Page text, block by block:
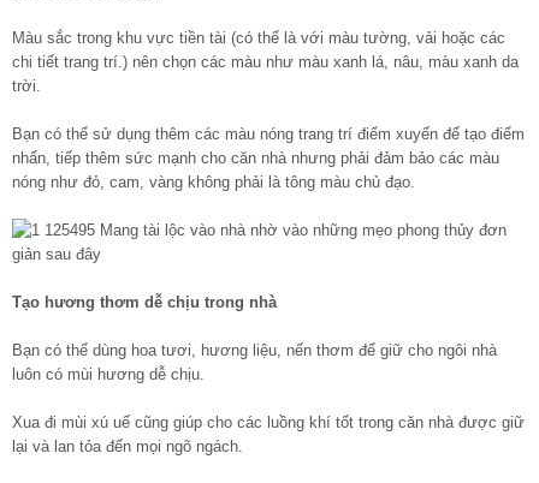
Màu sắc trong khu vực tiền tài (có thể là với màu tường, vải hoặc các
chi tiết trang trí.) nên chọn các màu như màu xanh lá, nâu, màu xanh da
trời.
Bạn có thể sử dụng thêm các màu nóng trang trí điểm xuyến để tạo điểm
nhấn, tiếp thêm sức mạnh cho căn nhà nhưng phải đảm bảo các màu
nóng như đỏ, cam, vàng không phải là tông màu chủ đạo.
Tạo hương thơm dễ chịu trong nhà
Bạn có thể dùng hoa tươi, hương liệu, nến thơm để giữ cho ngôi nhà
luôn có mùi hương dễ chịu.
Xua đi mùi xú uế cũng giúp cho các luồng khí tốt trong căn nhà được giữ
lại và lan tỏa đến mọi ngõ ngách.